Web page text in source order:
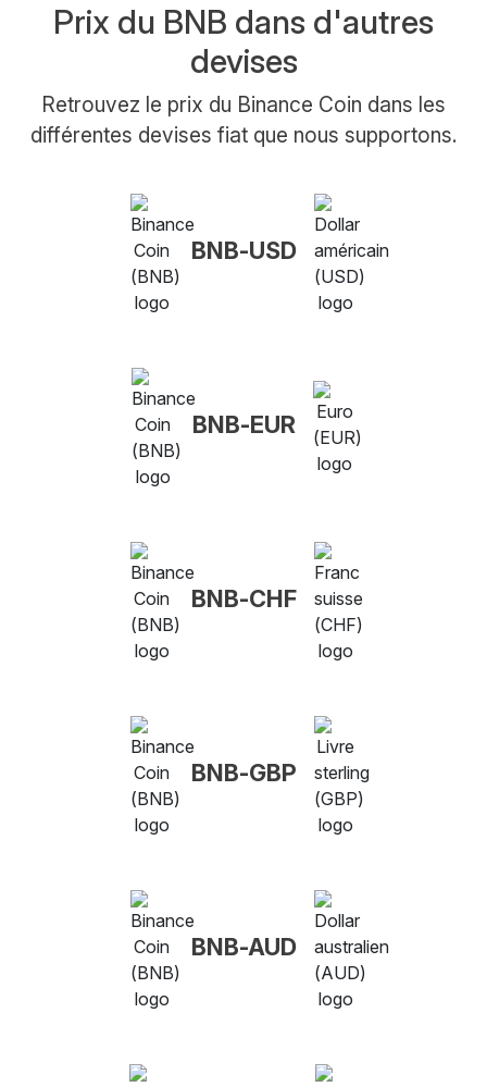
Prix du BNB dans d'autres
devises
Retrouvez le prix du Binance Coin dans les
différentes devises fiat que nous supportons.
BNB-USD
BNB-EUR
BNB-CHF
BNB-GBP
BNB-AUD